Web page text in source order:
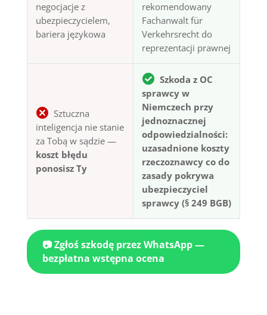
negocjacje z
ubezpieczycielem,
bariera językowa
rekomendowany
Fachanwalt für
Verkehrsrecht do
reprezentacji prawnej
Sztuczna
inteligencja nie stanie
za Tobą w sądzie —
koszt błędu
ponosisz Ty
Szkoda z OC
sprawcy w
Niemczech przy
jednoznacznej
odpowiedzialności:
uzasadnione koszty
rzeczoznawcy co do
zasady pokrywa
ubezpieczyciel
sprawcy (§ 249 BGB)
📷 Zgłoś szkodę przez WhatsApp —
bezpłatna wstępna ocena